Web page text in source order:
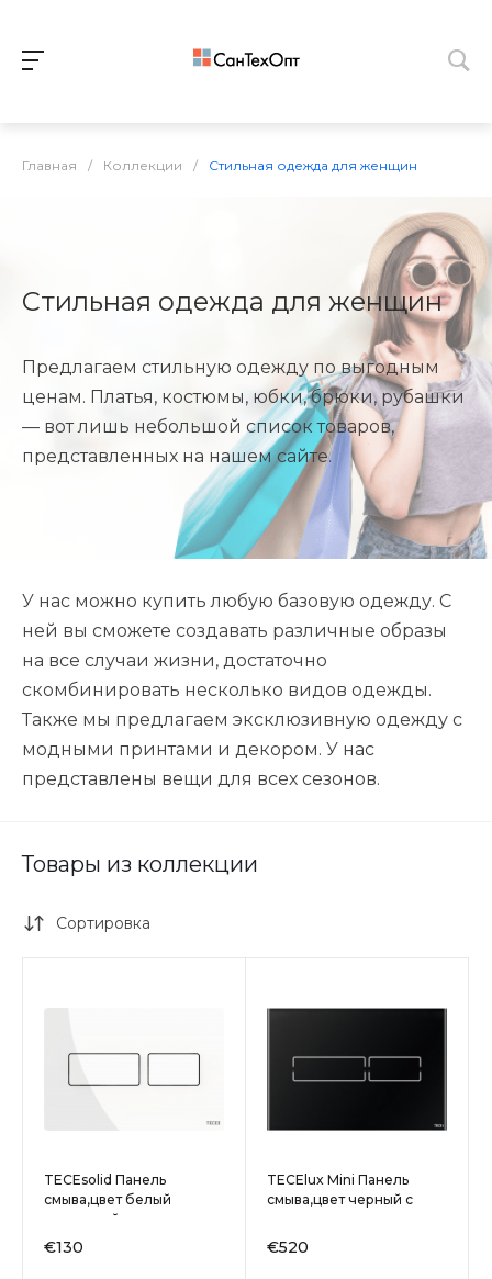
Главная / Коллекции / Стильная одежда для женщин
Стильная одежда для женщин
Предлагаем стильную одежду по выгодным
ценам. Платья, костюмы, юбки, брюки, рубашки
— вот лишь небольшой список товаров,
представленных на нашем сайте.
У нас можно купить любую базовую одежду. С
ней вы сможете создавать различные образы
на все случаи жизни, достаточно
скомбинировать несколько видов одежды.
Также мы предлагаем эксклюзивную одежду с
модными принтами и декором. У нас
представлены вещи для всех сезонов.
Товары из коллекции
Сортировка
TECEsolid Панель
смыва,цвет белый
глянцевый
€130
TECElux Mini Панель
смыва,цвет черный с
€520